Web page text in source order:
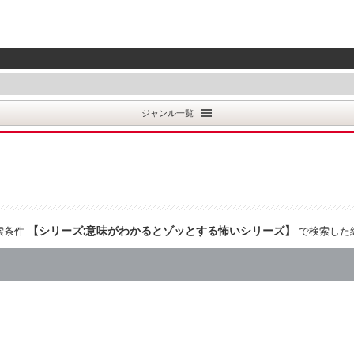
ジャンル一覧
条件 【シリーズ:意味がわかるとゾッとする怖いシリーズ】 で検索した